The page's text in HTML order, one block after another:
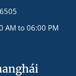
AM to 06:00 PM